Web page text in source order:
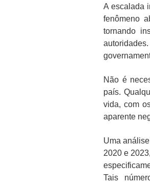
A escalada
fenômeno
tornando
Não é
país.
vida, com
aparente
Uma
2020 e
Tais